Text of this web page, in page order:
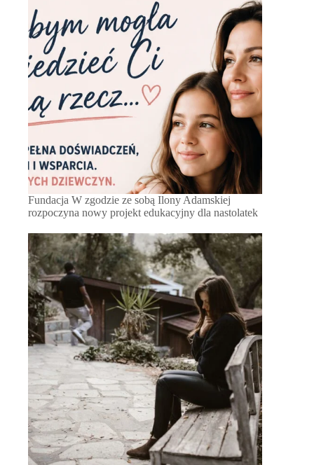
Fundacja W zgodzie ze sobą Ilony Adamskiej
rozpoczyna nowy projekt edukacyjny dla nastolatek